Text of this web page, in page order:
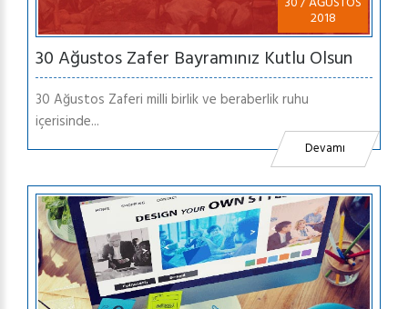
2018
30 Ağustos Zafer Bayramınız Kutlu Olsun
30 Ağustos Zaferi milli birlik ve beraberlik ruhu
içerisinde...
Devamı